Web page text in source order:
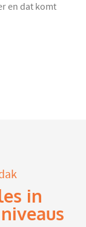
en dat komt
in